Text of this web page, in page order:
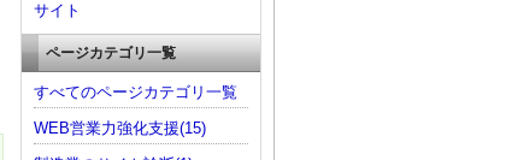
サイト
ページカテゴリ一覧
すべてのページカテゴリ一覧
WEB営業力強化支援(15)